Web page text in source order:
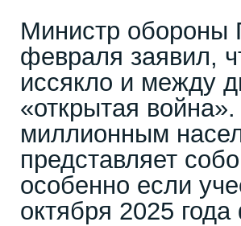
Министр обороны
февраля заявил,
иссякло и между
«открытая
миллионным
представляет
особенно если
октября 2025